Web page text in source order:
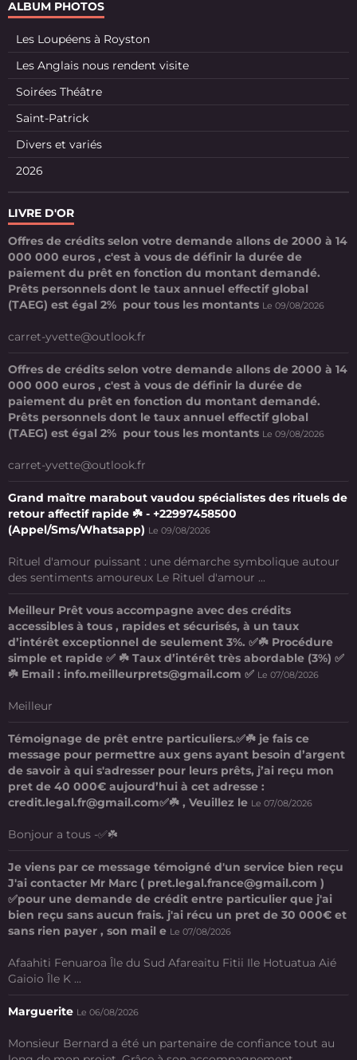
ALBUM PHOTOS
Les Loupéens à Royston
Les Anglais nous rendent visite
Soirées Théâtre
Saint-Patrick
Divers et variés
2026
LIVRE D'OR
Offres de crédits selon votre demande allons de 2000 à 14
000 000 euros , c'est à vous de définir la durée de
paiement du prêt en fonction du montant demandé.
Prêts personnels dont le taux annuel effectif global
(TAEG) est égal 2% pour tous les montants Le 09/08/2026
carret-yvette@outlook.fr
Offres de crédits selon votre demande allons de 2000 à 14
000 000 euros , c'est à vous de définir la durée de
paiement du prêt en fonction du montant demandé.
Prêts personnels dont le taux annuel effectif global
(TAEG) est égal 2% pour tous les montants Le 09/08/2026
carret-yvette@outlook.fr
Grand maître marabout vaudou spécialistes des rituels de
retour affectif rapide ☘️ - +22997458500
(Appel/Sms/Whatsapp) Le 09/08/2026
Rituel d'amour puissant : une démarche symbolique autour
des sentiments amoureux Le Rituel d'amour ...
Meilleur Prêt vous accompagne avec des crédits
accessibles à tous , rapides et sécurisés, à un taux
d’intérêt exceptionnel de seulement 3%. ✅☘️ Procédure
simple et rapide ✅ ☘️ Taux d’intérêt très abordable (3%) ✅
☘️ Email : info.meilleurprets@gmail.com ✅ Le 07/08/2026
Meilleur
Témoignage de prêt entre particuliers.✅☘️ je fais ce
message pour permettre aux gens ayant besoin d’argent
de savoir à qui s'adresser pour leurs prêts, j’ai reçu mon
pret de 40 000€ aujourd’hui à cet adresse :
credit.legal.fr@gmail.com✅☘️ , Veuillez le Le 07/08/2026
Bonjour a tous -✅☘️
Je viens par ce message témoigné d'un service bien reçu
J'ai contacter Mr Marc ( pret.legal.france@gmail.com )
✅pour une demande de crédit entre particulier que j'ai
bien reçu sans aucun frais. j'ai récu un pret de 30 000€ et
sans rien payer , son mail e Le 07/08/2026
Afaahiti Fenuaroa Île du Sud Afareaitu Fitii Ile Hotuatua Aié
Gaioio Île K ...
Marguerite Le 06/08/2026
Monsieur Bernard a été un partenaire de confiance tout au